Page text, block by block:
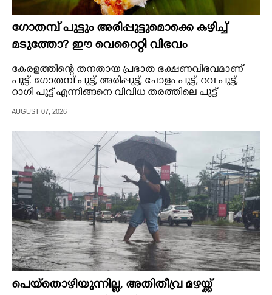
ഗോതമ്പ് പുട്ടും അരിപ്പുട്ടുമൊക്കെ കഴിച്ച്
മടുത്തോ? ഈ വെറൈറ്റി വിഭവം
പരീക്ഷിച്ചുനോക്കൂ
കേരളത്തിന്റെ തനതായ പ്രഭാത ഭക്ഷണവിഭവമാണ്
പുട്ട്. ഗോതമ്പ് പുട്ട്, അരിപ്പുട്ട്, ചോളം പുട്ട്, റവ പുട്ട്,
റാഗി പുട്ട് എന്നിങ്ങനെ വിവിധ തരത്തിലെ പുട്ട്
AUGUST 07, 2026
പെയ്തൊഴിയുന്നില്ല, അതിതീവ്ര മഴയ്ക്ക്